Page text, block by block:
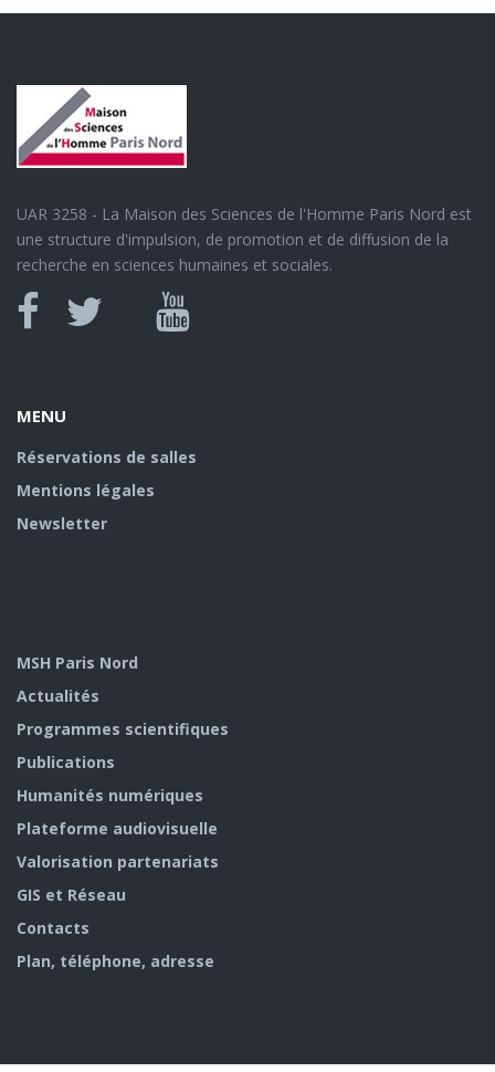
UAR 3258 - La Maison des Sciences de l'Homme Paris Nord est
une structure d'impulsion, de promotion et de diffusion de la
recherche en sciences humaines et sociales.
Canal
MENU
Réservations de salles
Mentions légales
Newsletter
MSH Paris Nord
Actualités
Programmes scientifiques
Publications
Humanités numériques
Plateforme audiovisuelle
Valorisation partenariats
GIS et Réseau
Contacts
Plan, téléphone, adresse